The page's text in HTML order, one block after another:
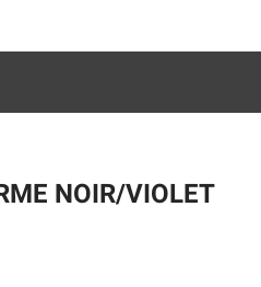
NOIR/VIOLET